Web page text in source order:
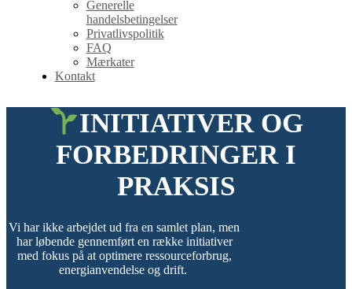
Generelle
handelsbetingelser
Privatlivspolitik
FAQ
Mærkater
Kontakt
INITIATIVER OG
FORBEDRINGER I
PRAKSIS
Vi har ikke arbejdet ud fra en samlet plan, men
har løbende gennemført en række initiativer
med fokus på at optimere ressourceforbrug,
energianvendelse og drift.